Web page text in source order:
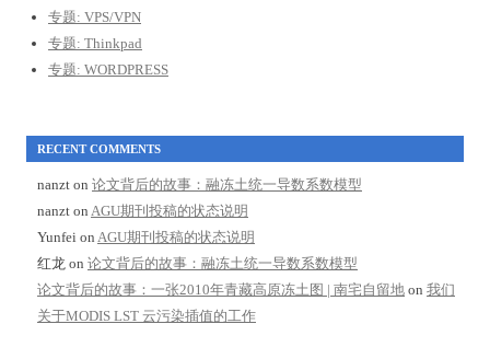
专题: VPS/VPN
专题: Thinkpad
专题: WORDPRESS
RECENT COMMENTS
nanzt on 论文背后的故事：融冻土统一导数系数模型
nanzt on AGU期刊投稿的状态说明
Yunfei on AGU期刊投稿的状态说明
红龙 on 论文背后的故事：融冻土统一导数系数模型
论文背后的故事：一张2010年青藏高原冻土图 | 南宅自留地 on 我们
关于MODIS LST 云污染插值的工作